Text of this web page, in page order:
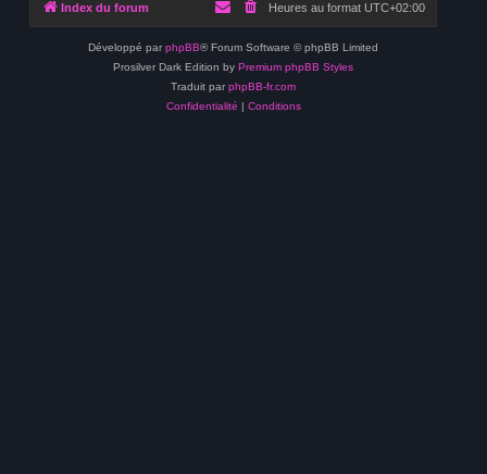
Index du forum Heures au format UTC+02:00
Développé par phpBB® Forum Software © phpBB Limited
Prosilver Dark Edition by Premium phpBB Styles
Traduit par phpBB-fr.com
Confidentialité
Conditions